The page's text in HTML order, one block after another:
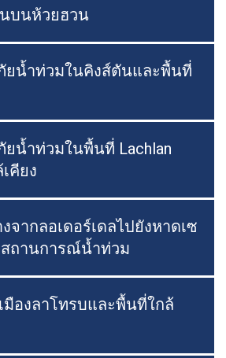
บนห้วยฮวน
ยน้ำท่วมในคิงส์ตันและพื้นที่
น้ำท่วมในพื้นที่ Lachlan
คียง
จากลอเดอร์เดลไปยังหาดเซ
สถานการณ์น้ำท่วม
องลาโทรบและพื้นที่ใกล้